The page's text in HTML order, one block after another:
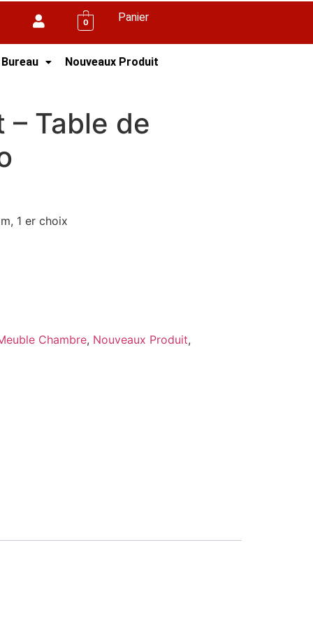
0 Panier
Nouveaux Produit
– Table de
1 er choix
Chambre, Nouveaux Produit,